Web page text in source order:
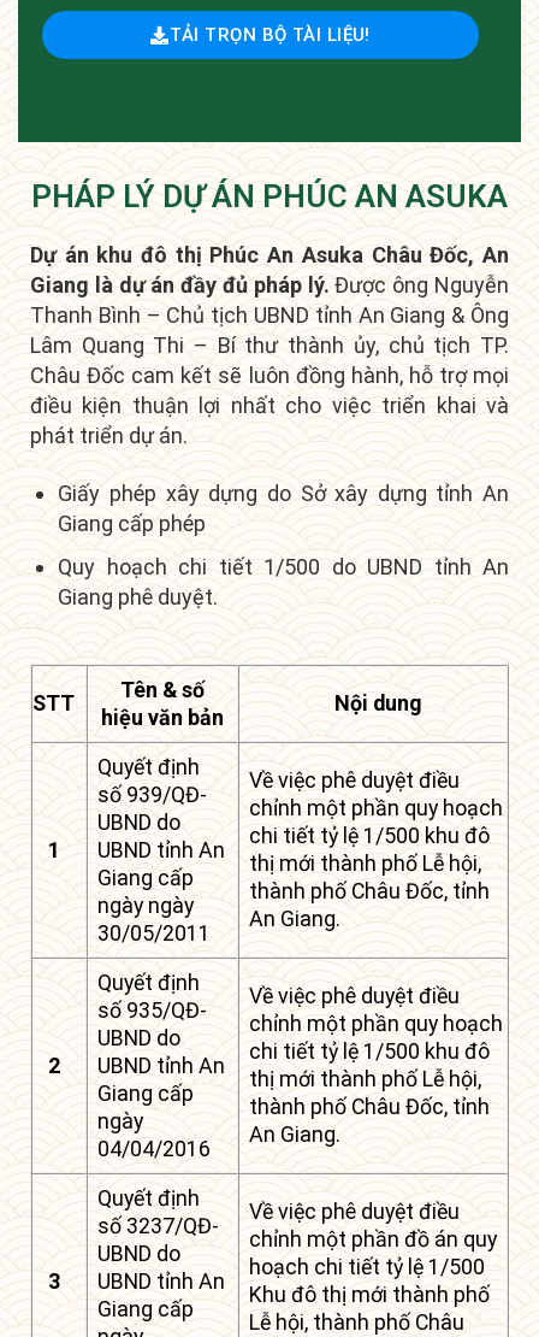
TẢI TRỌN BỘ TÀI LIỆU!
PHÁP LÝ DỰ ÁN PHÚC AN ASUKA
Dự án khu đô thị Phúc An Asuka Châu Đốc, An
Giang là dự án đầy đủ pháp lý.Được ông Nguyễn
Thanh Bình – Chủ tịch UBND tỉnh An Giang & Ông
Lâm Quang Thi – Bí thư thành ủy, chủ tịch TP.
Châu Đốc cam kết sẽ luôn đồng hành, hỗ trợ mọi
điều kiện thuận lợi nhất cho việc triển khai và
phát triển dự án.
Giấy phép xây dựng do Sở xây dựng tỉnh An
Giang cấp phép
Quy hoạch chi tiết 1/500 do UBND tỉnh An
Giang phê duyệt.
STT
Tên & số
hiệu văn bản
Nội dung
1
Quyết định
số 939/QĐ-
UBND do
UBND tỉnh An
Giang cấp
ngày ngày
30/05/2011
Về việc phê duyệt điều
chỉnh một phần quy hoạch
chi tiết tỷ lệ 1/500 khu đô
thị mới thành phố Lễ hội,
thành phố Châu Đốc, tỉnh
An Giang.
2
Quyết định
số 935/QĐ-
UBND do
UBND tỉnh An
Giang cấp
ngày
04/04/2016
Về việc phê duyệt điều
chỉnh một phần quy hoạch
chi tiết tỷ lệ 1/500 khu đô
thị mới thành phố Lễ hội,
thành phố Châu Đốc, tỉnh
An Giang.
3
Quyết định
số 3237/QĐ-
UBND do
UBND tỉnh An
Giang cấp
Về việc phê duyệt điều
chỉnh một phần đồ án quy
hoạch chi tiết tỷ lệ 1/500
Khu đô thị mới thành phố
Lễ hội, thành phố Châu